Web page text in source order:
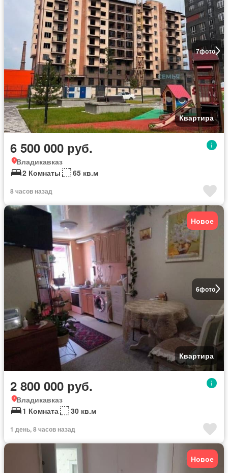
7фото
Квартира
6 500 000 руб.
Владикавказ
2 Комнаты
65 кв.м
8 часов назад
6фото
Новое
Квартира
2 800 000 руб.
Владикавказ
1 Комната
30 кв.м
1 день, 8 часов назад
Новое